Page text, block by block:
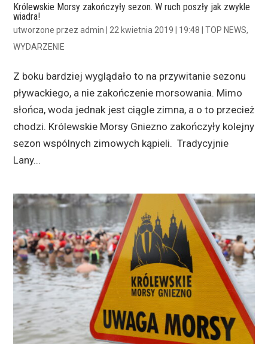
Królewskie Morsy zakończyły sezon. W ruch poszły jak zwykle
wiadra!
utworzone przezadmin 22 kwietnia 2019 | 19:48 |TOP NEWS,
WYDARZENIE
Z boku bardziej wyglądało to na przywitanie sezonu
pływackiego, a nie zakończenie morsowania. Mimo
słońca, woda jednak jest ciągle zimna, a o to przecież
chodzi. Królewskie Morsy Gniezno zakończyły kolejny
sezon wspólnych zimowych kąpieli. Tradycyjnie
Lany...